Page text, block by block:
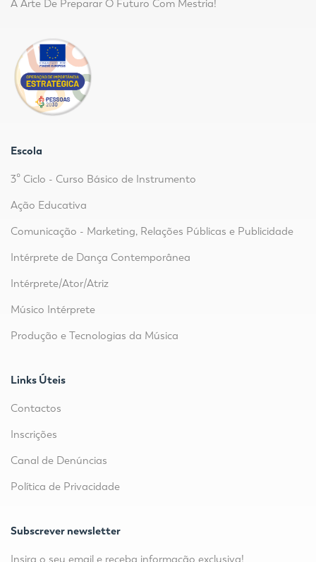
A Arte De Preparar O Futuro Com Mestria!
Escola
3º Ciclo - Curso Básico de Instrumento
Ação Educativa
Comunicação - Marketing, Relações Públicas e Publicidade
Intérprete de Dança Contemporânea
Intérprete/Ator/Atriz
Músico Intérprete
Produção e Tecnologias da Música
Links Úteis
Contactos
Inscrições
Canal de Denúncias
Política de Privacidade
Subscrever newsletter
Insira o seu email e receba informação exclusiva!